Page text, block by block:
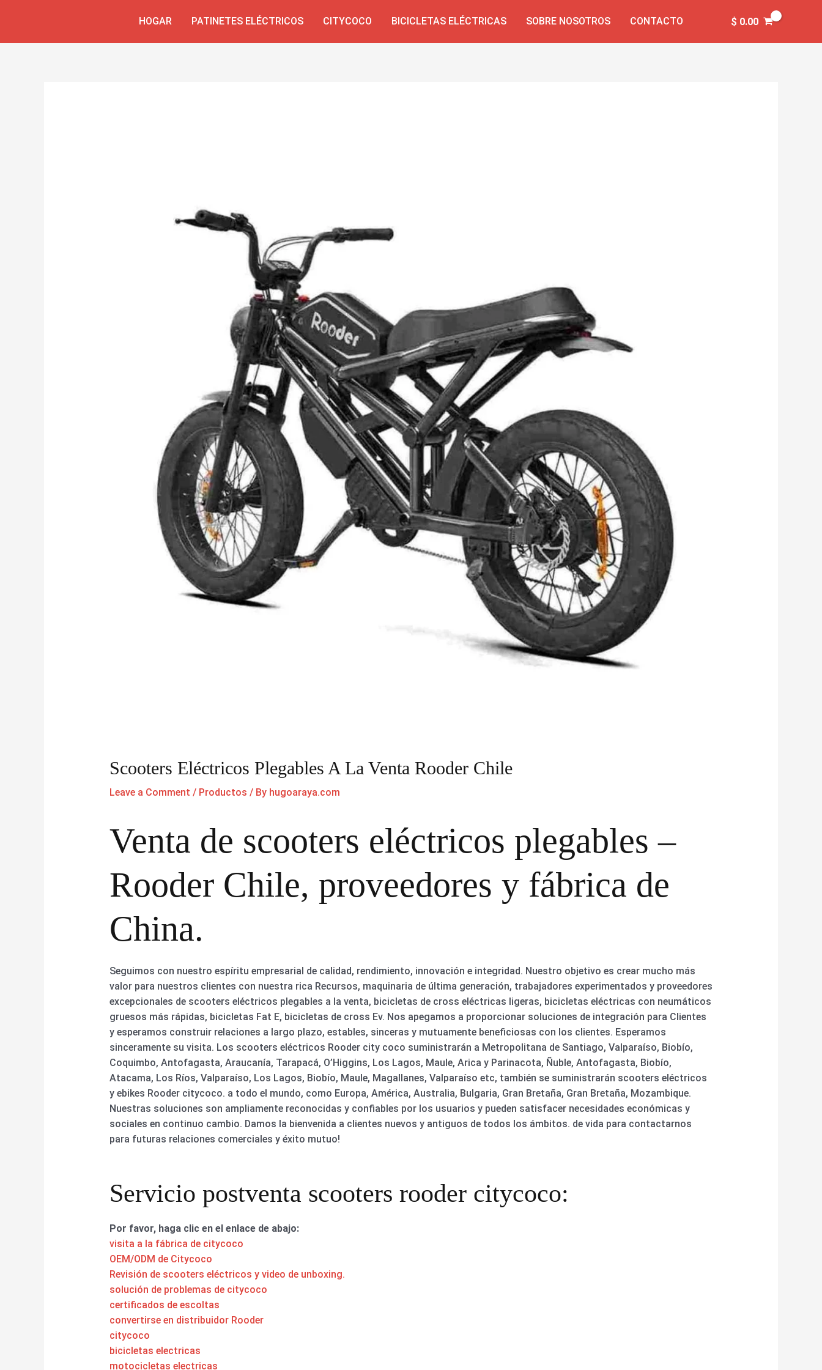
HOGAR PATINETES ELÉCTRICOS CITYCOCO BICICLETAS ELÉCTRICAS SOBRE NOSOTROS CONTACTO $ 0.00
Scooters Eléctricos Plegables A La Venta Rooder Chile
Leave a Comment / Productos / By hugoaraya.com
Venta de scooters eléctricos plegables –
Rooder Chile, proveedores y fábrica de
China.
Seguimos con nuestro espíritu empresarial de calidad, rendimiento, innovación e integridad. Nuestro objetivo es crear mucho más
valor para nuestros clientes con nuestra rica Recursos, maquinaria de última generación, trabajadores experimentados y proveedores
excepcionales de scooters eléctricos plegables a la venta, bicicletas de cross eléctricas ligeras, bicicletas eléctricas con neumáticos
gruesos más rápidas, bicicletas Fat E, bicicletas de cross Ev. Nos apegamos a proporcionar soluciones de integración para Clientes
y esperamos construir relaciones a largo plazo, estables, sinceras y mutuamente beneficiosas con los clientes. Esperamos
sinceramente su visita. Los scooters eléctricos Rooder city coco suministrarán a Metropolitana de Santiago, Valparaíso, Biobío,
Coquimbo, Antofagasta, Araucanía, Tarapacá, O’Higgins, Los Lagos, Maule, Arica y Parinacota, Ñuble, Antofagasta, Biobío,
Atacama, Los Ríos, Valparaíso, Los Lagos, Biobío, Maule, Magallanes, Valparaíso etc, también se suministrarán scooters eléctricos
y ebikes Rooder citycoco. a todo el mundo, como Europa, América, Australia, Bulgaria, Gran Bretaña, Gran Bretaña, Mozambique.
Nuestras soluciones son ampliamente reconocidas y confiables por los usuarios y pueden satisfacer necesidades económicas y
sociales en continuo cambio. Damos la bienvenida a clientes nuevos y antiguos de todos los ámbitos. de vida para contactarnos
para futuras relaciones comerciales y éxito mutuo!
Servicio postventa scooters rooder citycoco:
Por favor, haga clic en el enlace de abajo:
visita a la fábrica de citycoco
OEM/ODM de Citycoco
Revisión de scooters eléctricos y video de unboxing.
solución de problemas de citycoco
certificados de escoltas
convertirse en distribuidor Rooder
citycoco
bicicletas electricas
motocicletas electricas